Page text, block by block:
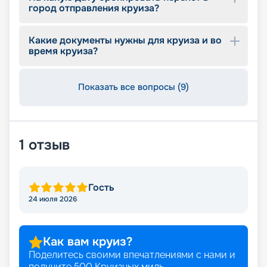
можно прямо на сайте. Раннее бронирование
позволяет выбирать из большего количества
предложения и оставляйте заявку.
город отправления круиза?
Какие документы нужны для круиза и во
время круиза?
Показать все вопросы (9)
1 отзыв
Гость
24 июля 2026
Как вам круиз?
Поделитесь своими впечатлениями с нами и